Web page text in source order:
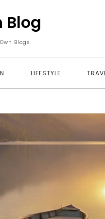
Blog
Blogs
LIFESTYLE